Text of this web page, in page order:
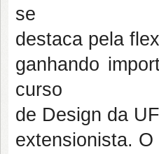
se
destaca pela
ganhando
curso
de Design da
extensionista.